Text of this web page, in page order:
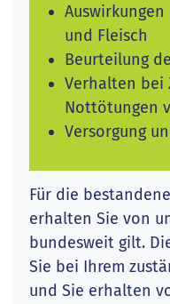
und Fleisch
Beurteilung
Verhalten bei
Nottötungen
Versorgung
Für die
erhalten Sie von
bundesweit gilt.
Sie bei Ihrem
und Sie erhalten